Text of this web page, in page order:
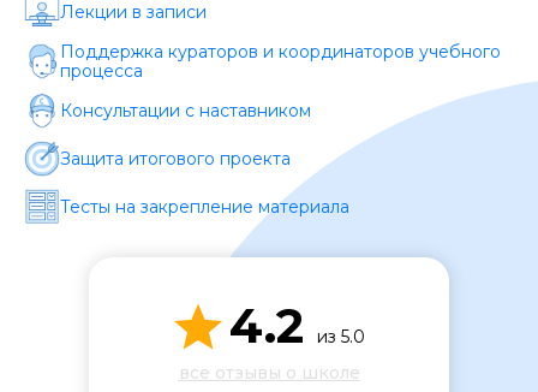
Лекции в записи
Поддержка кураторов и координаторов учебного
процесса
Консультации с наставником
Защита итогового проекта
Тесты на закрепление материала
4.2
из 5.0
все отзывы о школе